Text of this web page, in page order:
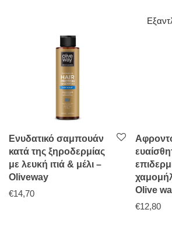
Ενυδατικό σαμπουάν
κατά της ξηροδερμίας
με λευκή ιτιά & μέλι –
Oliveway
€14,70
Olive
€12,80